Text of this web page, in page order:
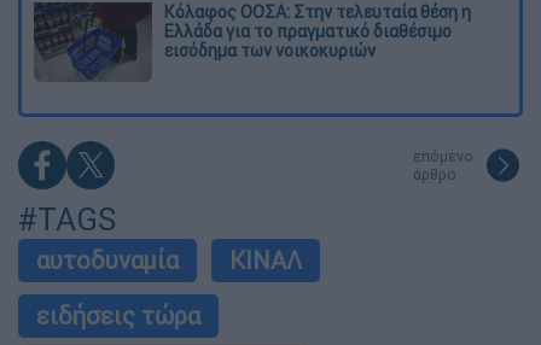
Κόλαφος ΟΟΣΑ: Στην τελευταία θέση η
Ελλάδα για το πραγματικό διαθέσιμο
εισόδημα των νοικοκυριών
επόμενο
άρθρο
#TAGS
αυτοδυναμία
ΚΙΝΑΛ
ειδήσεις τώρα